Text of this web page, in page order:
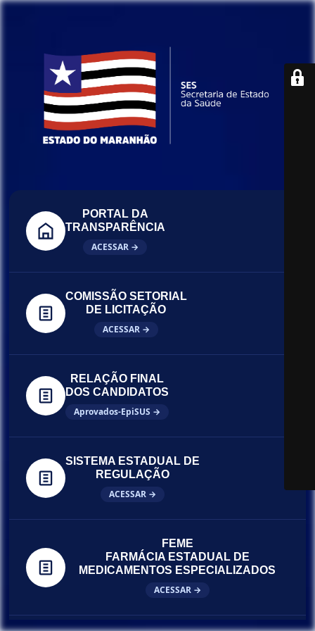
PORTAL DA
TRANSPARÊNCIA
ACESSAR →
COMISSÃO SETORIAL
DE LICITAÇÃO
ACESSAR →
RELAÇÃO FINAL
DOS CANDIDATOS
Aprovados-EpiSUS →
SISTEMA ESTADUAL DE
REGULAÇÃO
ACESSAR →
FEME
FARMÁCIA ESTADUAL DE
MEDICAMENTOS ESPECIALIZADOS
ACESSAR →